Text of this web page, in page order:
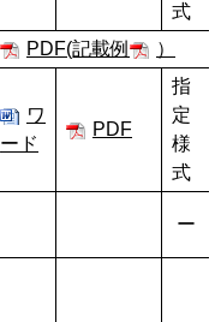
式
PDF(記載例
）
ワ
ード
PDF
指
定
様
式
ー